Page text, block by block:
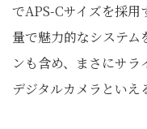
でAPS-Cサイズを採
量で魅力的なシステ
ンも含め、まさにサ
デジタルカメラといえ